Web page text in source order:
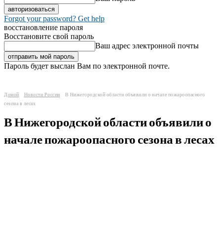
Forgot your password? Get help
восстановление пароля
Восстановите свой пароль
Ваш адрес электронной почты
Пароль будет выслан Вам по электронной почте.
Домой Новости России
В Нижегородской области объявили о начале пожароопасного
сезона в лесах
В Нижегородской области объявили о
начале пожароопасного сезона в лесах